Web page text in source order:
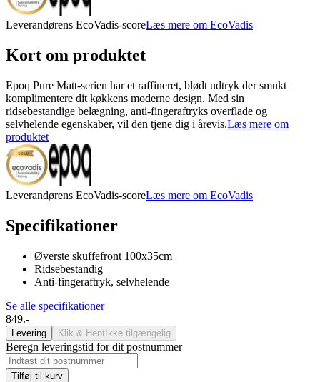
Leverandørens EcoVadis-scoreLæs mere om EcoVadis
Kort om produktet
Epoq Pure Matt-serien har et raffineret, blødt udtryk der smukt
komplimentere dit køkkens moderne design. Med sin
ridsebestandige belægning, anti-fingeraftryks overflade og
selvhelende egenskaber, vil den tjene dig i årevis.Læs mere om
produktet
Leverandørens EcoVadis-scoreLæs mere om EcoVadis
Specifikationer
Øverste skuffefront 100x35cm
Ridsebestandig
Anti-fingeraftryk, selvhelende
Se alle specifikationer
849.-
Levering Klik & Hent Ikke tilgængelig
Beregn leveringstid for dit postnummer
Tilføj til kurv